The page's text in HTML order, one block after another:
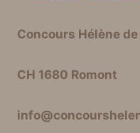
Concours Hélène
CH 1680 Romont